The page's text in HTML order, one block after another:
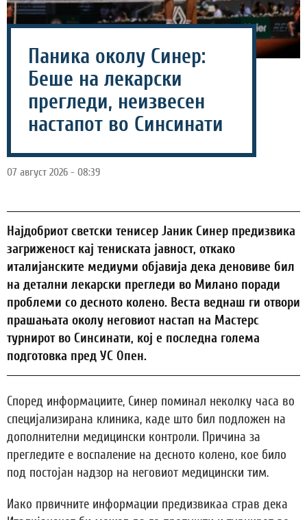
Паника околу Синер:
Беше на лекарски
прегледи, неизвесен
настапот во Синсинати
07 август 2026 - 08:39
Најдобриот светски тенисер Јаник Синер предизвика
загриженост кај тениската јавност, откако
италијанските медиуми објавија дека деновиве бил
на детални лекарски прегледи во Милано поради
проблеми со десното колено. Веста веднаш ги отвори
прашањата околу неговиот настап на Мастерс
турнирот во Синсинати, кој е последна голема
подготовка пред УС Опен.
Според информациите, Синер поминал неколку часа во
специјализирана клиника, каде што бил подложен на
дополнителни медицински контроли. Причина за
прегледите е воспаление на десното колено, кое било
под постојан надзор на неговиот медицински тим.
Иако првичните информации предизвикаа страв дека